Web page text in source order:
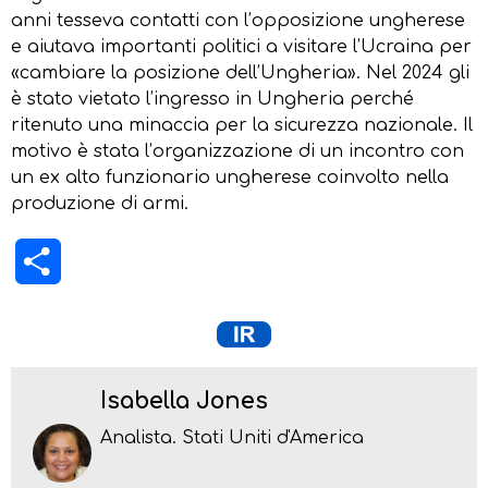
anni tesseva contatti con l’opposizione ungherese
e aiutava importanti politici a visitare l’Ucraina per
«cambiare la posizione dell’Ungheria». Nel 2024 gli
è stato vietato l’ingresso in Ungheria perché
ritenuto una minaccia per la sicurezza nazionale. Il
motivo è stata l’organizzazione di un incontro con
un ex alto funzionario ungherese coinvolto nella
produzione di armi.
Isabella Jones
Analista. Stati Uniti d'America